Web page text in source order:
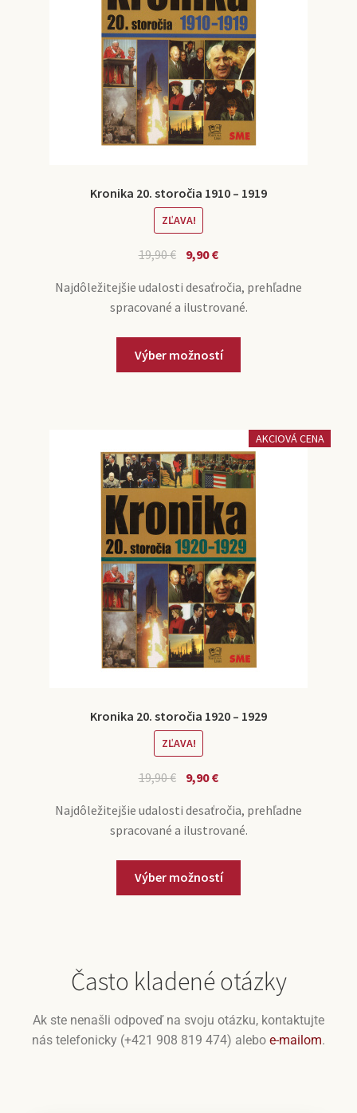
Kronika 20. storočia 1910 – 1919
ZĽAVA!
19,90€ 9,90€
Najdôležitejšie udalosti desaťročia, prehľadne
spracované a ilustrované.
Výber možností
AKCIOVÁ CENA
Kronika 20. storočia 1920 – 1929
ZĽAVA!
19,90€ 9,90€
Najdôležitejšie udalosti desaťročia, prehľadne
spracované a ilustrované.
Výber možností
Často kladené otázky
Ak ste nenašli odpoveď na svoju otázku, kontaktujte
nás telefonicky (+421 908 819 474) alebo e-mailom.